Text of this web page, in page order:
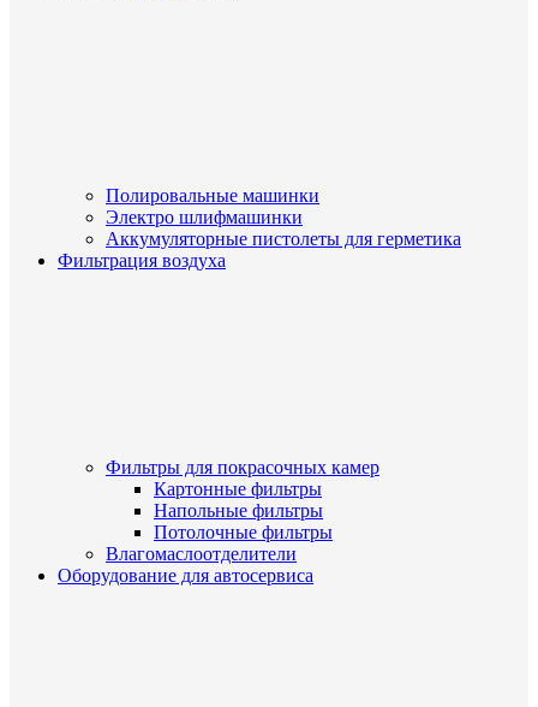
Полировальные машинки
Электро шлифмашинки
Аккумуляторные пистолеты для герметика
Фильтрация воздуха
Фильтры для покрасочных камер
Картонные фильтры
Напольные фильтры
Потолочные фильтры
Влагомаслоотделители
Оборудование для автосервиса